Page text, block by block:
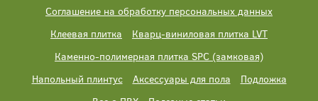
Соглашение на обработку персональных данных
Клеевая плитка
Кварц-виниловая плитка LVT
Каменно-полимерная плитка SPC (замковая)
Напольный плинтус
Аксессуары для пола
Подложка